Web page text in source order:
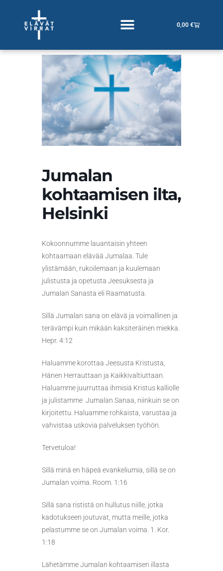
0,00 €Cart
Jumalan
kohtaamisen ilta,
Helsinki
Kokoonnumme lauantaisin yhteen
kohtaamaan elävää Jumalaa. Tule
ylistämään, rukoilemaan ja kuulemaan
julistusta ja opetusta Jeesuksesta ja
Jumalan Sanasta eli Raamatusta.
Sillä Jumalan sana on elävä ja voimallinen ja
terävämpi kuin mikään kaksiteräinen miekka.
Hepr. 4:12
Haluamme korottaa Jeesusta Kristusta,
Hänen Herrauttaan ja Kaikkivaltiuttaan.
Haluamme juurruttaa ihmisiä Kristus kalliolle
ja julistamme Jumalan Sanaa, niinkuin se on
kirjoitettu. Haluamme rohkaista, varustaa ja
vahvistaa uskovia palveluksen työhön.
Tervetuloa!
Sillä minä en häpeä evankeliumia, sillä se on
Jumalan voima. Room. 1:16
Sillä sana rististä on hullutus niille, jotka
kadotukseen joutuvat, mutta meille, jotka
pelastumme se on Jumalan voima. 1. Kor.
1:18
Lähetämme Jumalan kohtaamisen illasta